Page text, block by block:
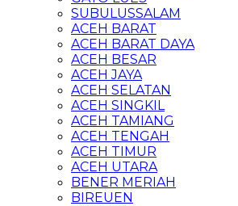
SUBULUSSALAM
ACEH BARAT
ACEH BARAT DAYA
ACEH BESAR
ACEH JAYA
ACEH SELATAN
ACEH SINGKIL
ACEH TAMIANG
ACEH TENGAH
ACEH TIMUR
ACEH UTARA
BENER MERIAH
BIREUEN